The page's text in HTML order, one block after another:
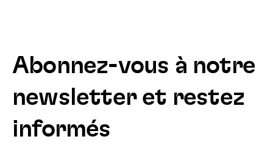
Abonnez-vous à notre
newsletter et restez
informés